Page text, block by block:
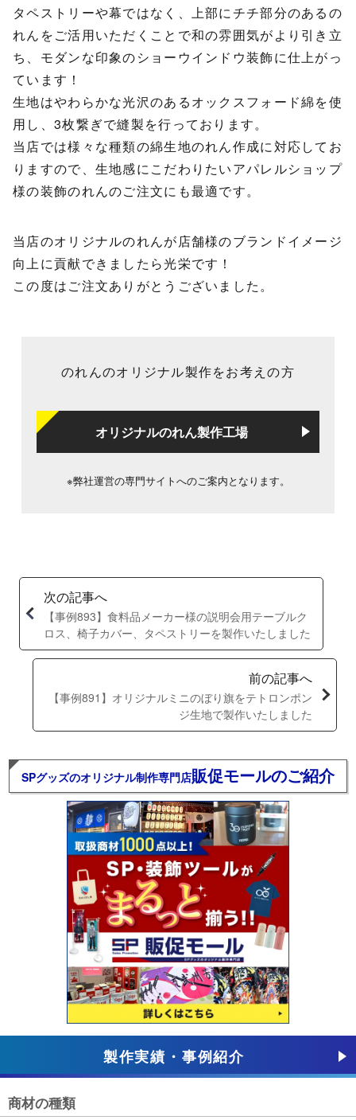
タペストリーや幕ではなく、上部にチチ部分のあるの
れんをご活用いただくことで和の雰囲気がより引き立
ち、モダンな印象のショーウインドウ装飾に仕上がっ
ています！
生地はやわらかな光沢のあるオックスフォード綿を使
用し、3枚繋ぎで縫製を行っております。
当店では様々な種類の綿生地のれん作成に対応してお
りますので、生地感にこだわりたいアパレルショップ
様の装飾のれんのご注文にも最適です。
当店のオリジナルのれんが店舗様のブランドイメージ
向上に貢献できましたら光栄です！
この度はご注文ありがとうございました。
のれんのオリジナル製作をお考えの方
オリジナルのれん製作工場
※弊社運営の専門サイトへのご案内となります。
次の記事へ
【事例893】食料品メーカー様の説明会用テーブルク
ロス、椅子カバー、タペストリーを製作いたしました
前の記事へ
【事例891】オリジナルミニのぼり旗をテトロンポン
ジ生地で製作いたしました
SPグッズのオリジナル制作専門店販促モールのご紹介
製作実績・事例紹介
商材の種類